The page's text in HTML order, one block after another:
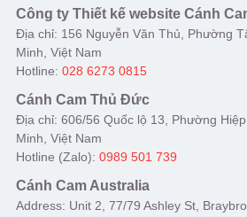
Công ty Thiết kế website Cánh
Địa chỉ: 156 Nguyễn Văn Thủ, Phường
Minh, Việt Nam
Hotline: 028 6273 0815
Cánh Cam Thủ Đức
Địa chỉ: 606/56 Quốc lộ 13, Phường
Minh, Việt Nam
Hotline (Zalo): 0989 501 739
Cánh Cam Australia
Address: Unit 2, 77/79 Ashley St,